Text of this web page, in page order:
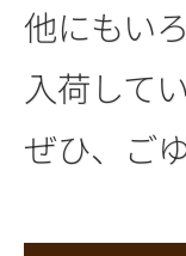
他にもい
入荷して
ぜひ、ご